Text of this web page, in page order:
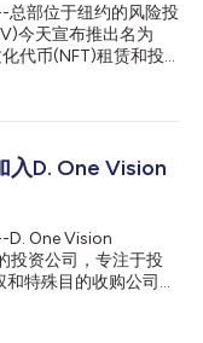
部位于纽约的风险投
今天宣布推出名为
代币(NFT)租赁和投
，同时深化了该公司
提升数字资产所有权
支持： 个人和企业收
行业的最新趋势；
，收藏者可获得各种
藏和投资市场的准入
道以及依托DOV全球
者和任何NFT所有者
D. One Vision
One Vision
投资公司，专注于投
特殊目的收购公司